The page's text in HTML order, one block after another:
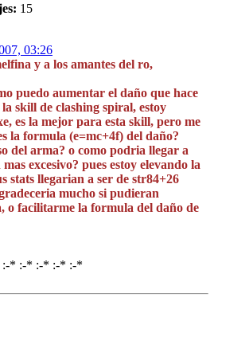
15
03:26
y a los amantes del ro,
puedo aumentar el daño que hace
skill de clashing spiral, estoy
es la mejor para esta skill, pero me
la formula (e=mc+4f) del daño?
del arma? o como podria llegar a
excesivo? pues estoy elevando la
stats llegarian a ser de str84+26
mucho si pudieran
o facilitarme la formula del daño de
* :-* :-* :-* :-*